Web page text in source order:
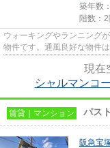
築年数
階数：2
ウォーキングやランニング
物件です。通風良好な物件
現在
シャルマンコ
賃貸｜マンション パス
阪急宝